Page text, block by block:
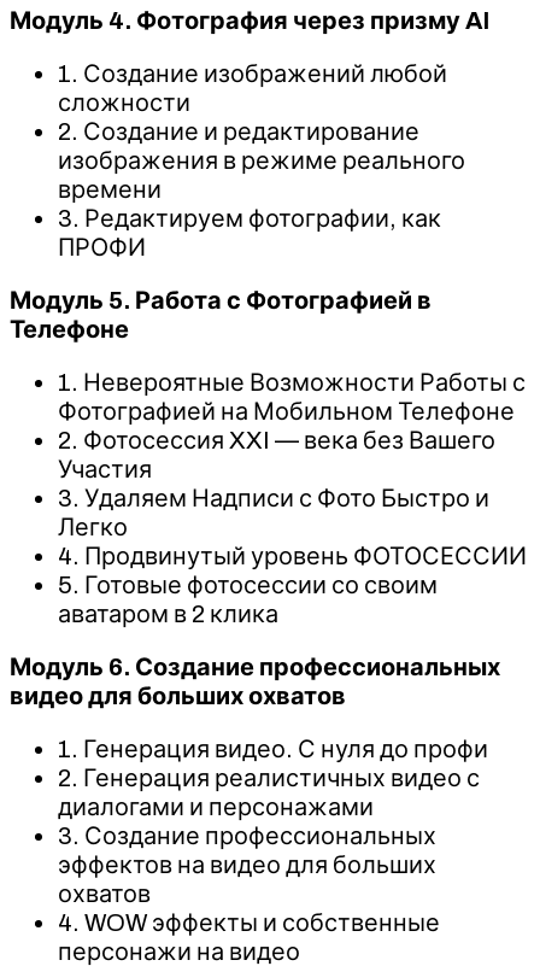
Модуль 4. Фотография через призму AI
1. Создание изображений любой
сложности
2. Создание и редактирование
изображения в режиме реального
времени
3. Редактируем фотографии, как
ПРОФИ
Модуль 5. Работа с Фотографией в
Телефоне
1. Невероятные Возможности Работы с
Фотографией на Мобильном Телефоне
2. Фотосессия XXI — века без Вашего
Участия
3. Удаляем Надписи с Фото Быстро и
Легко
4. Продвинутый уровень ФОТОСЕССИИ
5. Готовые фотосессии со своим
аватаром в 2 клика
Модуль 6. Создание профессиональных
видео для больших охватов
1. Генерация видео. С нуля до профи
2. Генерация реалистичных видео с
диалогами и персонажами
3. Создание профессиональных
эффектов на видео для больших
охватов
4. WOW эффекты и собственные
персонажи на видео